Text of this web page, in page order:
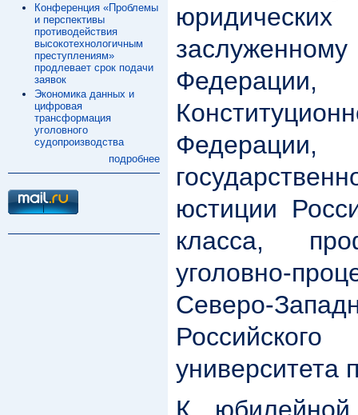
Конференция «Проблемы
и перспективы
противодействия
высокотехнологичным
преступлениям»
продлевает срок подачи
заявок
Экономика данных и
цифровая
трансформация
уголовного
судопроизводства
подробнее
Федерации,
юстиции
класса,
уголовно-
Северо-
университета